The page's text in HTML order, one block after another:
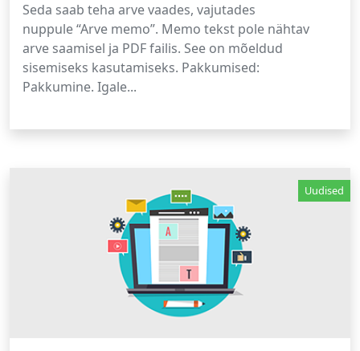
Seda saab teha arve vaades, vajutades
nuppule “Arve memo”. Memo tekst pole nähtav
arve saamisel ja PDF failis. See on mõeldud
sisemiseks kasutamiseks. Pakkumised:
Pakkumine. Igale...
Uudised